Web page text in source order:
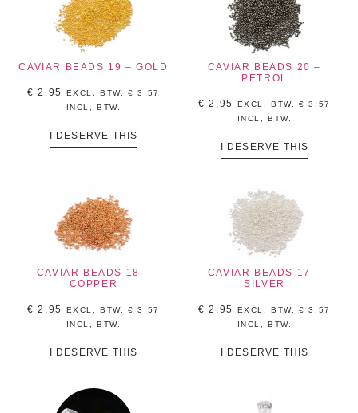
CAVIAR BEADS 19 – GOLD
€ 2,95 EXCL. BTW.€ 3,57
INCL, BTW.
I DESERVE THIS
CAVIAR BEADS 20 –
PETROL
€ 2,95 EXCL. BTW.€ 3,57
INCL, BTW.
I DESERVE THIS
CAVIAR BEADS 18 –
COPPER
€ 2,95 EXCL. BTW.€ 3,57
INCL, BTW.
I DESERVE THIS
CAVIAR BEADS 17 –
SILVER
€ 2,95 EXCL. BTW.€ 3,57
INCL, BTW.
I DESERVE THIS